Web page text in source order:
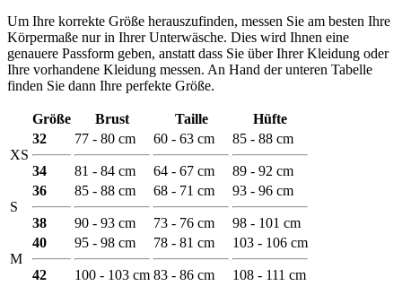
Um Ihre korrekte Größe herauszufinden, messen Sie am besten Ihre
Körpermaße nur in Ihrer Unterwäsche. Dies wird Ihnen eine
genauere Passform geben, anstatt dass Sie über Ihrer Kleidung oder
Ihre vorhandene Kleidung messen. An Hand der unteren Tabelle
finden Sie dann Ihre perfekte Größe.
Größe Brust Taille Hüfte
XS
32
34
77 - 80 cm
81 - 84 cm
60 - 63 cm
64 - 67 cm
85 - 88 cm
89 - 92 cm
S
36
38
85 - 88 cm
90 - 93 cm
68 - 71 cm
73 - 76 cm
93 - 96 cm
98 - 101 cm
M
40
42
95 - 98 cm
100 - 103 cm
78 - 81 cm
83 - 86 cm
103 - 106 cm
108 - 111 cm